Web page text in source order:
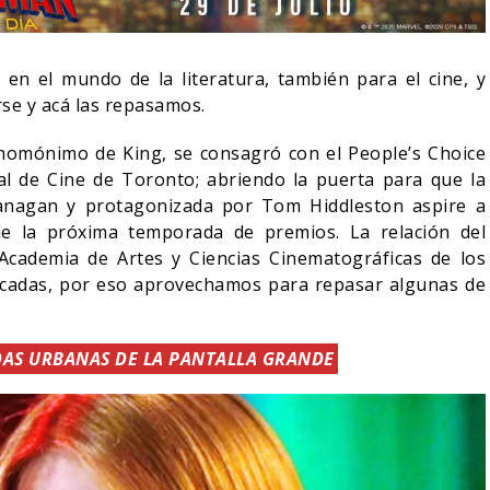
el mundo de la literatura, también para el cine, y
y acá las repasamos.
de King, se consagró con el People’s Choice
de Cine de Toronto; abriendo la puerta para que la
y protagonizada por Tom Hiddleston aspire a
la próxima temporada de premios. La relación del
de Artes y Ciencias Cinematográficas de los
por eso aprovechamos para repasar algunas de
URBANAS DE LA PANTALLA GRANDE
MAN: UN NUEVO
ESTÁ IMPARABLE
CINE 05/08/2026
RESEÑA LA
OLIVIA WILDE
SOBRE LA VIDA